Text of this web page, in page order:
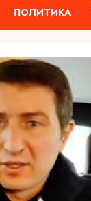
ПОЛИТИКА